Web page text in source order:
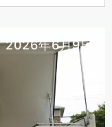
2026年6月9日